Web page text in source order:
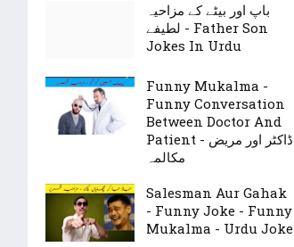
باپ اور بیٹے کے مزاحیہ
لطیفے - Father Son
Jokes In Urdu
Funny Mukalma -
Funny Conversation
Between Doctor And
Patient - ڈاکٹر اور مریض
مکالمہ
Salesman Aur Gahak
- Funny Joke - Funny
Mukalma - Urdu Joke